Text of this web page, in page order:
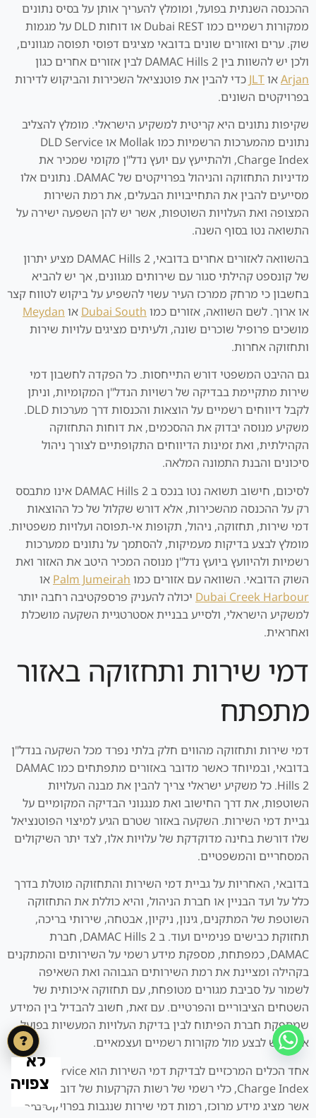
ההכנסה השנתית בפועל, ומומלץ להעריך אותן על בסיס נתונים
ממקורות רשמיים כמו Dubai REST או דוחות DLD על מגמות
שוק. ערים ואזורים שונים בדובאי מציגים דפוסי תפוסה מגוונים,
ולכן יש להשוות בין DAMAC Hills 2 לבין אזורים אחרים כגון
ArjanאוJLT כדי להבין את פוטנציאל השכירות והביקוש לדירות
בפרויקטים השונים.
שקיפות נתונים היא קריטית למשקיע הישראלי. מומלץ להצליב
נתונים מהמערכות הרשמיות כמו Mollak או DLD Service
Charge Index, ולהתייעץ עם יועץ נדל"ן מקומי שמכיר את
מדיניות התחזוקה והניהול בפרויקטים של DAMAC. נתונים אלו
מסייעים להבין את התחייבויות הבעלים, את רמת השירות
המצופה ואת העלויות השוטפות, אשר יש להן השפעה ישירה על
התשואה נטו בסוף השנה.
בהשוואה לאזורים אחרים בדובאי, DAMAC Hills 2 מציע יתרון
של קונספט קהילתי סגור עם שירותים מגוונים, אך יש להביא
בחשבון כי מרחק ממרכז העיר עשוי להשפיע על ביקוש לטווח קצר
או ארוך. לשם השוואה, אזורים כמו Dubai South או Meydan
מושכים פרופיל שוכרים שונה, ולעיתים מציגים עלויות שירות
ותחזוקה אחרות.
גם ההיבט המשפטי דורש התייחסות. כל הפקדה לחשבון דמי
שירות מתקיימת בבדיקה של רשויות הנדל"ן המקומיות, וניתן
לקבל דיווחים רשמיים על הוצאות והכנסות דרך מערכות DLD.
משקיע מנוסה יבדוק את ההסכמים, את דוחות התחזוקה
הקהילתית, ואת זמינות הדיווחים התקופתיים לצורך ניהול
סיכונים והבנת התמונה המלאה.
לסיכום, חישוב תשואה נטו בנכס ב DAMAC Hills 2 אינו מתבסס
רק על ההכנסה מהשכירות, אלא דורש שקלול של כל ההוצאות
דמי שירות, תחזוקה, ניהול, תקופות אי-תפוסה ועלויות משפטיות.
מומלץ לבצע בדיקות מעמיקות, להסתמך על נתונים ממערכות
רשמיות ולהיוועץ ביועץ נדל"ן מנוסה המכיר היטב את האזור ואת
השוק הדובאי. השוואה עם אזורים כמו Palm Jumeirah או
Dubai Creek Harbour יכולה להעניק פרספקטיבה רחבה יותר
למשקיע הישראלי, ולסייע בבניית אסטרטגיית השקעה מושכלת
ואחראית.
דמי שירות ותחזוקה באזור
מתפתח
דמי שירות ותחזוקה מהווים חלק בלתי נפרד מכל השקעה בנדל"ן
בדובאי, ובמיוחד כאשר מדובר באזורים מתפתחים כמו DAMAC
Hills 2. כל משקיע ישראלי צריך להבין את מבנה העלויות
השוטפות, את דרך החישוב ואת מנגנוני הבדיקה המקומיים על
גביית דמי השירות. השקעה באזור שטרם הגיע למיצוי הפוטנציאל
שלו דורשת בחינה מדוקדקת של עלויות אלו, לצד יתר השיקולים
המסחריים והמשפטיים.
בדובאי, האחריות על גביית דמי השירות והתחזוקה מוטלת בדרך
כלל על ועד הבניין או חברת הניהול, והיא כוללת את התחזוקה
השוטפת של המתקנים, גינון, ניקיון, אבטחה, שירותי בריכה,
תחזוקת כבישים פנימיים ועוד. ב DAMAC Hills 2, חברת
DAMAC, כמפתחת, מספקת מידע רשמי על השירותים והמתקנים
בקהילה ומציינת את רמת השירותים הגבוהה ואת השאיפה
לשמור על סביבת מגורים מטופחת, עם תחזוקה איכותית של
השטחים הציבוריים והפרטיים. עם זאת, חשוב להבדיל בין המידע
שמספקת חברת הפיתוח לבין בדיקת העלויות המעשיות בפועל,
אותה יש לבצע מול מקורות רשמיים ועצמאיים.
אחד הכלים המרכזיים לבדיקת דמי השירות הוא DLD Service
Charge Index, כלי רשמי של רשות הקרקעות של דובאי (DLD),
אשר מציג מידע מרוכז, רמות דמי שירות שנגבות בפרויקטים
?